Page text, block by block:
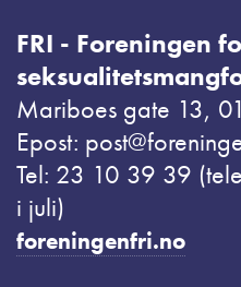
FRI - Foreningen
Mariboes gate 13,
Epost:
Tel: 23 10 39 39
i juli)
foreningenfri.no